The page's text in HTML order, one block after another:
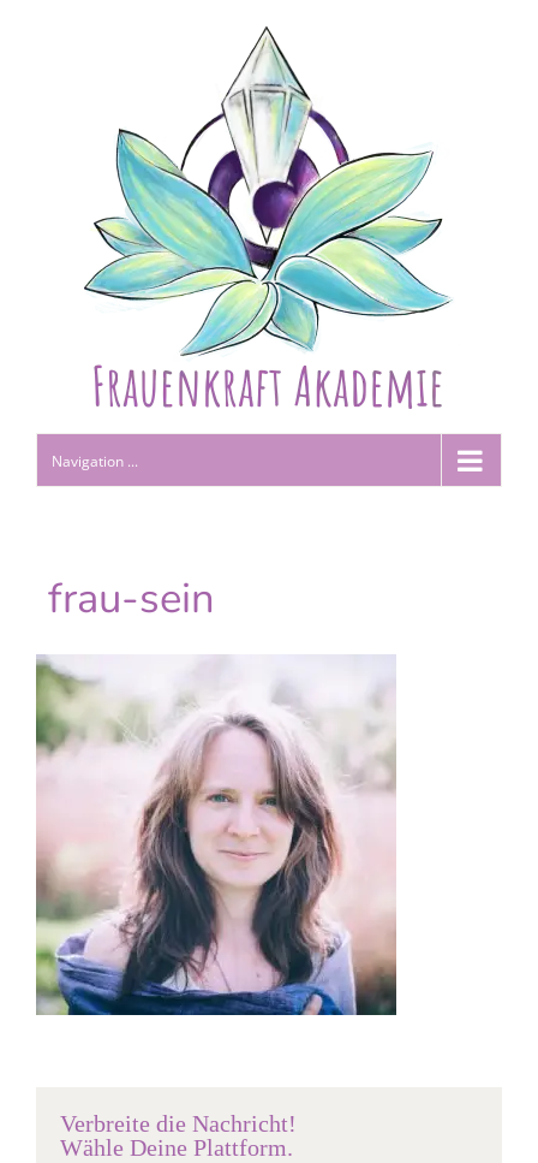
Navigation ...
frau-sein
Verbreite die Nachricht!
Wähle Deine Plattform.